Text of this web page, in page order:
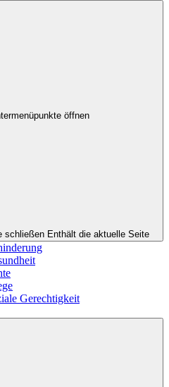
öffnen
schließen Enthält die aktuelle Seite
Gerechtigkeit